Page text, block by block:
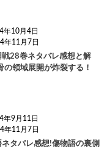
年10月4日
年11月7日
戦28巻ネタバレ感想と解
の領域展開が炸裂する！
年9月11日
年11月7日
ネタバレ感想!傷物語の裏側